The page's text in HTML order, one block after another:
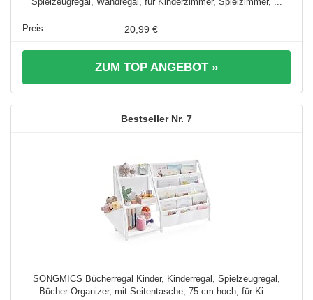
20,99 €
ZUM TOP ANGEBOT »
7
SONGMICS Bücherregal Kinder, Kinderregal, Spielzeugregal,
Bücher-Organizer, mit Seitentasche, 75 cm hoch, für Ki ...